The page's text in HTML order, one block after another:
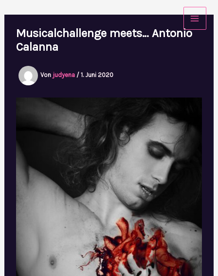
springenMusicalchallenge meets… Antonio
Calanna
Von judyena /1. Juni 2020